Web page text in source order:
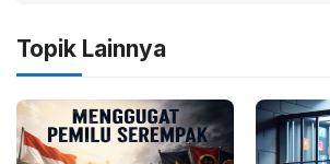
Topik Lainnya